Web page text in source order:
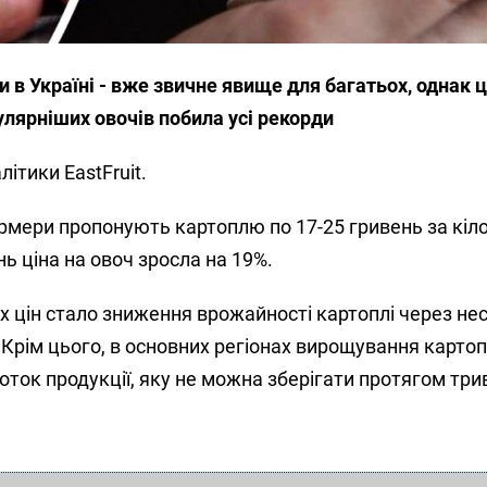
в Україні - вже звичне явище для багатьох, однак
овочів побила усі рекорди
EastFruit.
пропонують картоплю по 17-25 гривень за
ціна на овоч зросла на 19%.
стало зниження врожайності картоплі через
цього, в основних регіонах вирощування
продукції, яку не можна зберігати протягом